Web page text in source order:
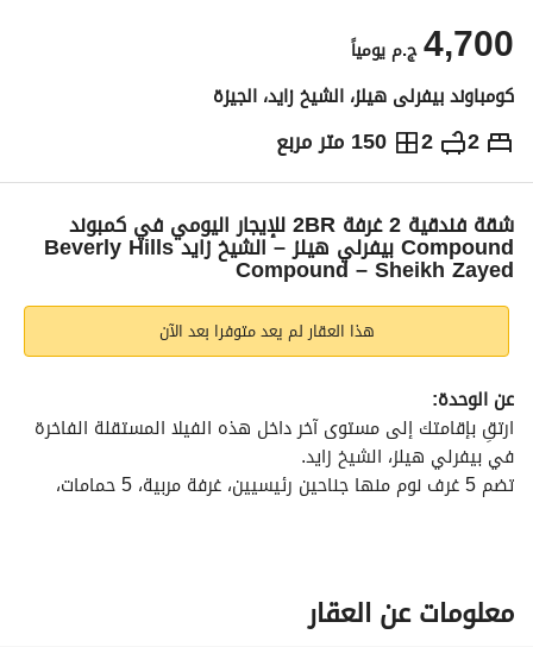
ج.م4,700 يومياً
كومباوند بيفرلى هيلز، الشيخ زايد، الجيزة
2
2 150 متر مربع ج.م4,700 يومياً
الاماكن القريبة شقة فندقية 2 غرفة 2BR للإيجار اليومي في كمبوند
Compound بيفرلي هيلز – الشيخ زايد Beverly Hills
Compound – Sheikh Zayed
هذا العقار لم يعد متوفرا بعد الآن
عن الوحدة:
في بيفرلي هيلز، الشيخ زايد.
النوع: فيلا مستقلة فاخرة
معلومات عن العقار